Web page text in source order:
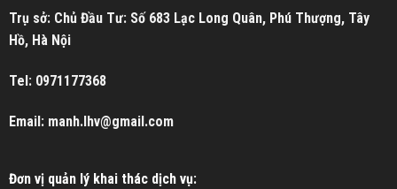
Trụ sở: Chủ Đầu Tư: Số 683 Lạc Long Quân, Phú Thượng, Tây
Hồ, Hà Nội
Tel: 0971177368
Email: manh.lhv@gmail.com
Đơn vị quản lý khai thác dịch vụ: